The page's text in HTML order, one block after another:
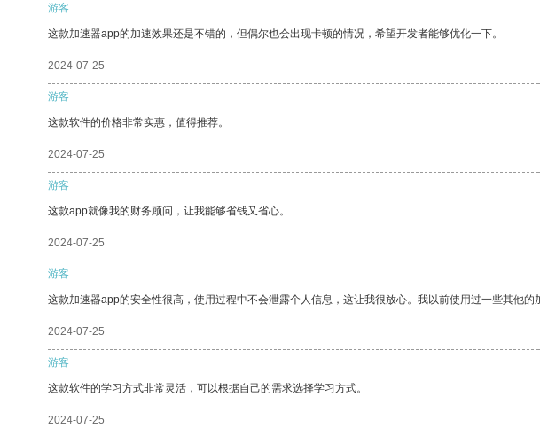
游客
这款加速器app的加速效果还是不错的，但偶尔也会出现卡顿的情况，希望开发者能够优化一下。
2024-07-25
游客
这款软件的价格非常实惠，值得推荐。
2024-07-25
游客
这款app就像我的财务顾问，让我能够省钱又省心。
2024-07-25
游客
这款加速器app的安全性很高，使用过程中不会泄露个人信息，这让我很放心。我以前使用过一些其他
2024-07-25
游客
这款软件的学习方式非常灵活，可以根据自己的需求选择学习方式。
2024-07-25